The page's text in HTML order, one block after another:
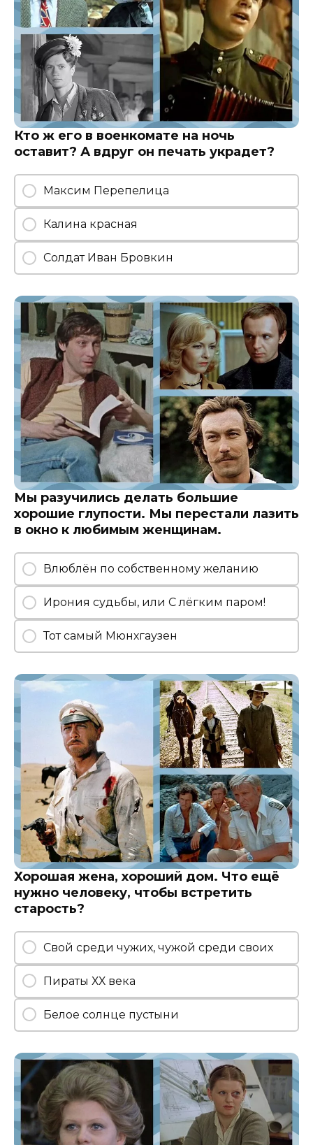
Кто ж его в военкомате на ночь
оставит? А вдруг он печать украдет?
Максим Перепелица
Калина красная
Солдат Иван Бровкин
Мы разучились делать большие
хорошие глупости. Мы перестали лазить
в окно к любимым женщинам.
Влюблён по собственному желанию
Ирония судьбы, или С лёгким паром!
Тот самый Мюнхгаузен
Хорошая жена, хороший дом. Что ещё
нужно человеку, чтобы встретить
старость?
Свой среди чужих, чужой среди своих
Пираты ХХ века
Белое солнце пустыни